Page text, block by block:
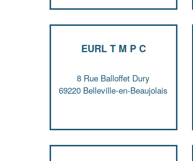
EURL T M P C
8 Rue Balloffet Dury
69220 Belleville-en-Beaujolais